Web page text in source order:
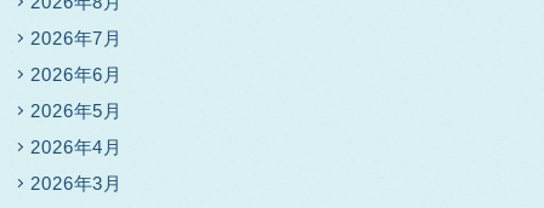
2026年7月
2026年6月
2026年5月
2026年4月
2026年3月